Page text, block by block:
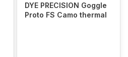
DYE PRECISION Goggle
Proto FS Camo thermal